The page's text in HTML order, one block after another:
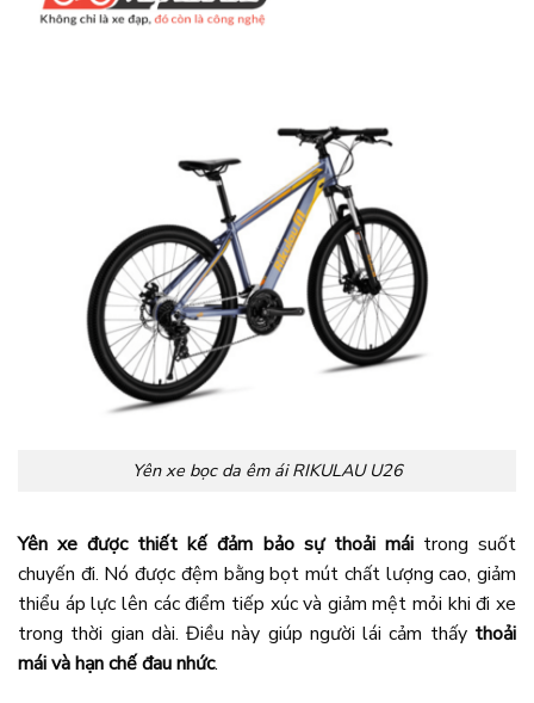
Yên xe bọc da êm ái RIKULAU U26
Yên xe được thiết kế đảm bảo sự thoải máitrong suốt
chuyến đi. Nó được đệm bằng bọt mút chất lượng cao, giảm
thiểu áp lực lên các điểm tiếp xúc và giảm mệt mỏi khi đi xe
trong thời gian dài. Điều này giúp người lái cảm thấy thoải
mái và hạn chế đau nhức.